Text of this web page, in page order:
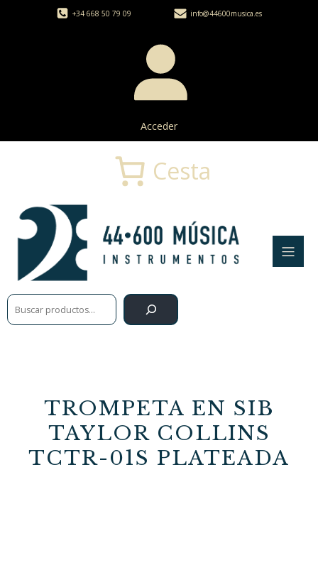
+34 668 50 79 09 info@44600musica.es
Acceder
Buscar
Cesta
TROMPETA EN SIB
TAYLOR COLLINS
TCTR-01S PLATEADA